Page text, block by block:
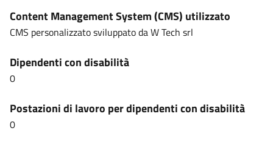
Content Management System (CMS) utilizzato
CMS personalizzato sviluppato da W Tech srl
Dipendenti con disabilità
0
Postazioni di lavoro per dipendenti con disabilità
0